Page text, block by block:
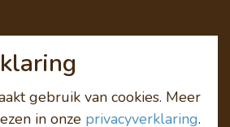
gebruik van cookies. Meer
in onze privacyverklaring.